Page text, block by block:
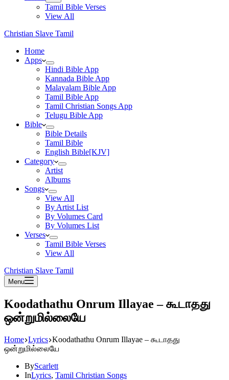
Tamil Bible Verses
View All
Christian Slave Tamil
Home
Apps
Hindi Bible App
Kannada Bible App
Malayalam Bible App
Tamil Bible App
Tamil Christian Songs App
Telugu Bible App
Bible
Bible Details
Tamil Bible
English Bible[KJV]
Category
Artist
Albums
Songs
View All
By Artist List
By Volumes Card
By Volumes List
Verses
Tamil Bible Verses
View All
Christian Slave Tamil
Menu
Koodathathu Onrum Illayae – கூடாதது
ஒன்றுமில்லையே
Home Lyrics Koodathathu Onrum Illayae – கூடாதது
ஒன்றுமில்லையே
ByScarlett
InLyrics, Tamil Christian Songs